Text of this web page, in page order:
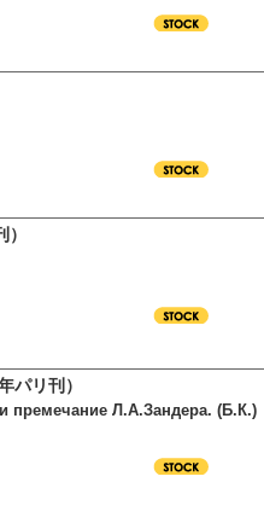
リ刊）
премечание Л.А.Зандера. (Б.К.)